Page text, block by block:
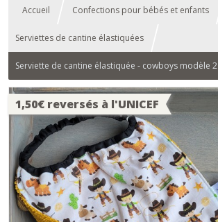
Accueil Confections pour bébés et enfants
Serviettes de cantine élastiquées
Serviette de cantine élastiquée - cowboys modèle 2
1,50€ reversés à l'UNICEF